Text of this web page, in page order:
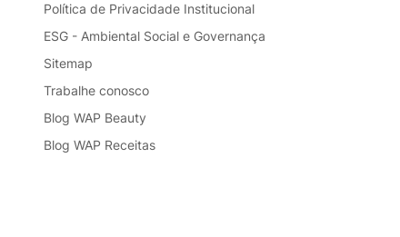
Política de Privacidade Institucional
ESG - Ambiental Social e Governança
Sitemap
Trabalhe conosco
Blog WAP Beauty
Blog WAP Receitas